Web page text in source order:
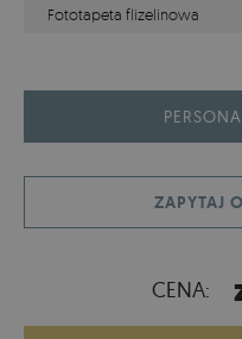
Fototapeta flizelinowa
ZAPYTAJ
CENA: